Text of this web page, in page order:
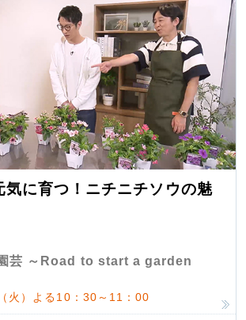
気に育つ！ニチニチソウの魅
芸 ～Road to start a garden
火）よる10：30～11：00